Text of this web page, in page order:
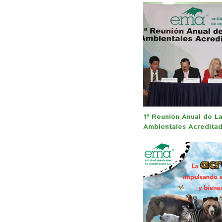
1ª Reunión Anual de
Ambientales